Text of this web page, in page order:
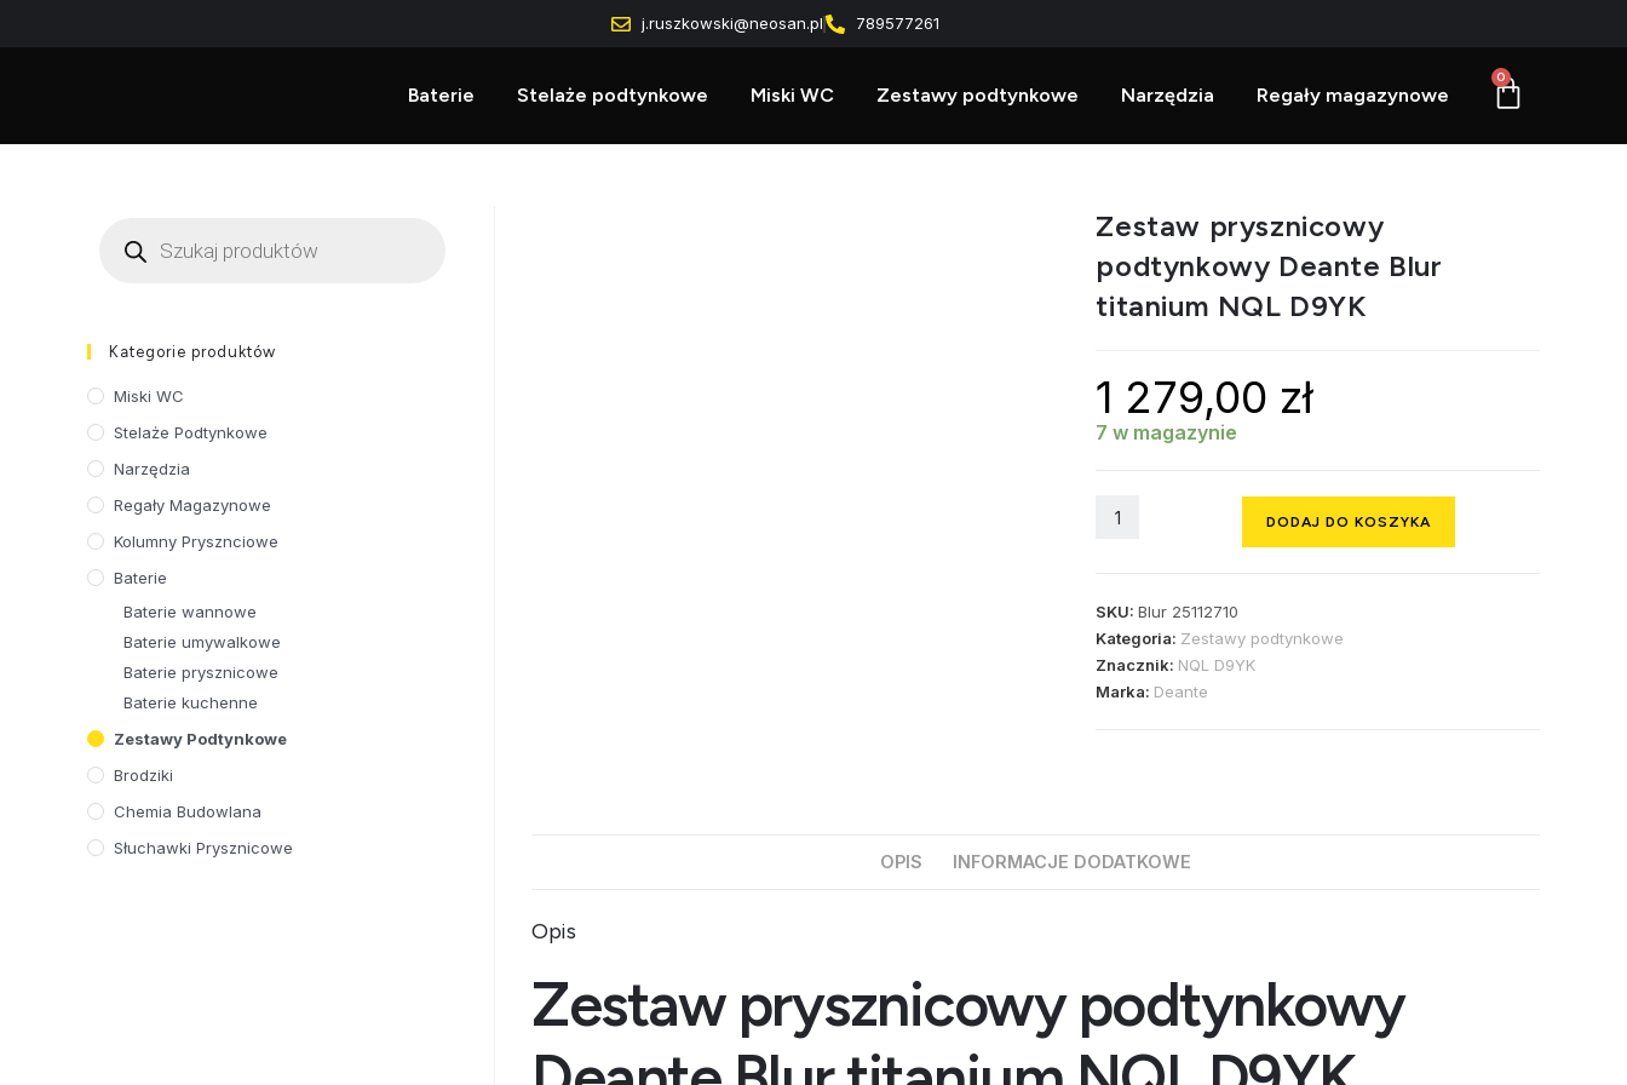
j.ruszkowski@neosan.pl 789577261
Baterie Stelaże podtynkowe Miski WC Zestawy podtynkowe Narzędzia Regały magazynowe
0
Zestaw prysznicowy
podtynkowy Deante Blur
titanium NQL D9YK
1 279,00 zł
7 w magazynie
DODAJ DO KOSZYKA
SKU:Blur 25112710
Kategoria: Zestawy podtynkowe
Znacznik: NQL D9YK
Marka: Deante
OPIS INFORMACJE DODATKOWE
Opis
Zestaw prysznicowy podtynkowy
Kategorie produktów
Miski WC
Stelaże Podtynkowe
Narzędzia
Regały Magazynowe
Kolumny Prysznciowe
Baterie
Baterie wannowe
Baterie umywalkowe
Baterie prysznicowe
Baterie kuchenne
Zestawy Podtynkowe
Brodziki
Chemia Budowlana
Słuchawki Prysznicowe